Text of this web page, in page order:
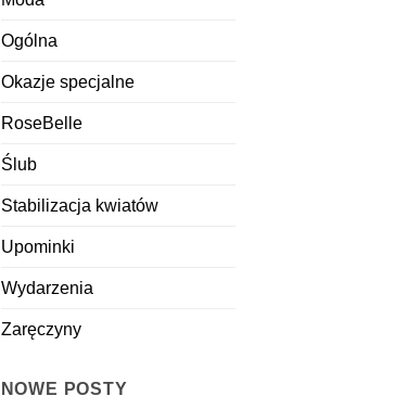
Ogólna
Okazje specjalne
RoseBelle
Ślub
Stabilizacja kwiatów
Upominki
Wydarzenia
Zaręczyny
NOWE POSTY